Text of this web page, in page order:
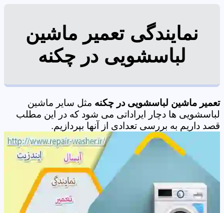
نمایندگی تعمیر ماشین
لباسشویی در چکنه
تعمیر ماشین لباسشویی در چکنه مثل سایر ماشین
لباسشویی ها دچار ایراداتی می شود که در این مطلب
قصد داریم به بررسی تعدادی از آنها بپردازیم.